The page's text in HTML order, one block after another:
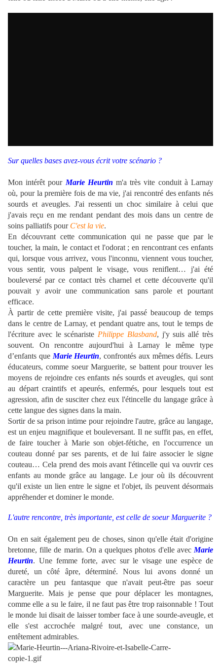
Sur quelles bases avez-vous écrit votre scénario ?
Mon intérêt pour Marie Heurtin m'a très vite conduit à Larnay
où, pour la première fois de ma vie, j'ai rencontré des enfants nés
sourds et aveugles. J'ai ressenti un choc similaire à celui que
j'avais reçu en me rendant pendant des mois dans un centre de
soins palliatifs pour C'est la vie.
En découvrant cette communication qui ne passe que par le
toucher, la main, le contact et l'odorat ; en rencontrant ces enfants
qui, lorsque vous arrivez, vous l'inconnu, viennent vous toucher,
vous sentir, vous palpent le visage, vous reniflent… j'ai été
bouleversé par ce contact très charnel et cette découverte qu'il
pouvait y avoir une communication sans parole et pourtant
efficace.
À partir de cette première visite, j'ai passé beaucoup de temps
dans le centre de Larnay, et pendant quatre ans, tout le temps de
l'écriture avec le scénariste Philippe Blasband, j'y suis allé très
souvent. On rencontre aujourd'hui à Larnay le même type
d’enfants que Marie Heurtin, confrontés aux mêmes défis. Leurs
éducateurs, comme soeur Marguerite, se battent pour trouver les
moyens de rejoindre ces enfants nés sourds et aveugles, qui sont
au départ craintifs et apeurés, enfermés, pour lesquels tout est
agression, afin de susciter chez eux l'étincelle du langage grâce à
cette langue des signes dans la main.
Sortir de sa prison intime pour rejoindre l'autre, grâce au langage,
est un enjeu magnifique et bouleversant. Il ne suffit pas, en effet,
de faire toucher à Marie son objet-fétiche, en l'occurrence un
couteau donné par ses parents, et de lui faire associer le signe
couteau… Cela prend des mois avant l'étincelle qui va ouvrir ces
enfants au monde grâce au langage. Le jour où ils découvrent
qu'il existe un lien entre le signe et l'objet, ils peuvent désormais
appréhender et dominer le monde.
L'autre rencontre, très importante, est celle de soeur Marguerite ?
On en sait également peu de choses, sinon qu'elle était d'origine
bretonne, fille de marin. On a quelques photos d'elle avec Marie
Heurtin. Une femme forte, avec sur le visage une espèce de
dureté, un côté âpre, déterminé. Nous lui avons donné un
caractère un peu fantasque que n'avait peut-être pas soeur
Marguerite. Mais je pense que pour déplacer les montagnes,
comme elle a su le faire, il ne faut pas être trop raisonnable ! Tout
le monde lui disait de laisser tomber face à une sourde-aveugle, et
elle s'est accrochée malgré tout, avec une constance, un
entêtement admirables.